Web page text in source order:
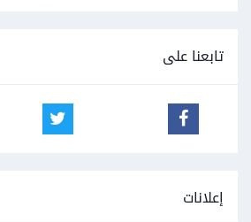
تابعنا على
إعلانات